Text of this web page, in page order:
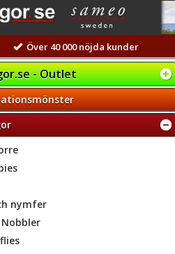
Över 40 000 nöjda kunder
- Outlet
nymfer
Nobbler